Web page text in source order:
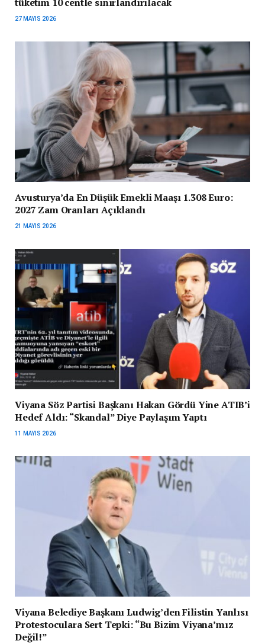
27 MAYIS 2026
Avusturya’da En Düşük Emekli Maaşı 1.308 Euro:
2027 Zam Oranları Açıklandı
21 MAYIS 2026
Viyana Söz Partisi Başkanı Hakan Gördü Yine ATIB’i
Hedef Aldı: “Skandal” Diye Paylaşım Yaptı
11 MAYIS 2026
Viyana Belediye Başkanı Ludwig’den Filistin Yanlısı
Protestoculara Sert Tepki: “Bu Bizim Viyana’mız
Değil!”